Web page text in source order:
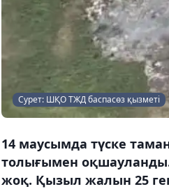
Сурет: ШҚО ТЖД баспасөз қызметі
14 маусымда түске
толығымен оқшауланды.
жоқ. Қызыл жалын 25